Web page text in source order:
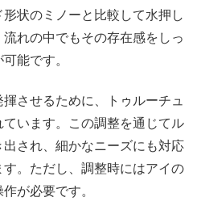
状のミノーと比較して水押し
れの中でもその存在感をしっ
能です。
させるために、トゥルーチュ
います。この調整を通じてル
され、細かなニーズにも対応
。ただし、調整時にはアイの
が必要です。